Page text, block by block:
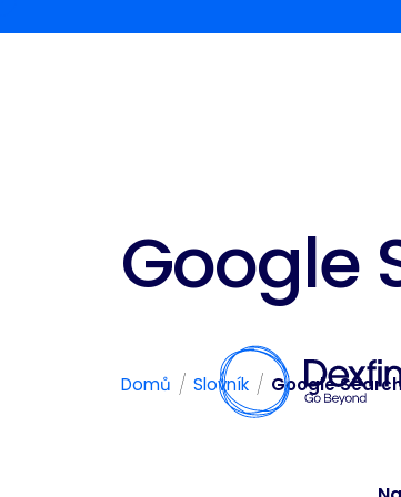
Google
Domů / Slovník / Google